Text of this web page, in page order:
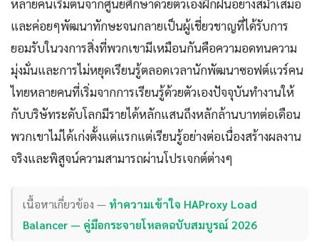
หลายคนเริ่มต้นจากศูนย์ศึกษาด้วยตัวเองฝึกฝนอย่างสม่ำเสมอ
และค่อยๆพัฒนาทักษะจนกลายเป็นผู้เชี่ยวชาญที่ได้รับการ
ยอมรับในวงการสิ่งที่พวกเขามีเหมือนกันคือความอดทนความ
มุ่งมั่นและการไม่หยุดเรียนรู้ตลอดเวลานักพัฒนาซอฟต์แวร์คน
ไทยหลายคนที่เริ่มจากการเรียนรู้ด้วยตัวเองปัจจุบันทำงานให้
กับบริษัทระดับโลกมีรายได้หลักแสนถึงหลักล้านบาทต่อเดือน
พวกเขาไม่ได้เก่งตั้งแต่แรกแต่เรียนรู้อย่างต่อเนื่องสร้างผลงาน
จริงและพิสูจน์ความสามารถผ่านโปรเจกต์ต่างๆ
เนื้อหาเกี่ยวข้อง — ทำความเข้าใจ HAProxy Load
Balancer — คู่มือกระจายโหลดฉบับสมบูรณ์ 2026